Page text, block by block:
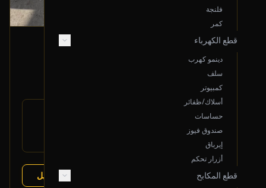
فلنجة
كمر
قطع الكهرباء
دينمو كهرب
سلف
كمبيوتر
أسلاك/ظفائر
حساسات
صندوق فيوز
إيرباق
أزرار تحكم
قطع المكابح
صدام خلفي
1,500
DG1Z-17K835-A
يتوافق مع: فورد تورس 2013-2019
البائع: تشليح درة العربة عرض التفاصيل